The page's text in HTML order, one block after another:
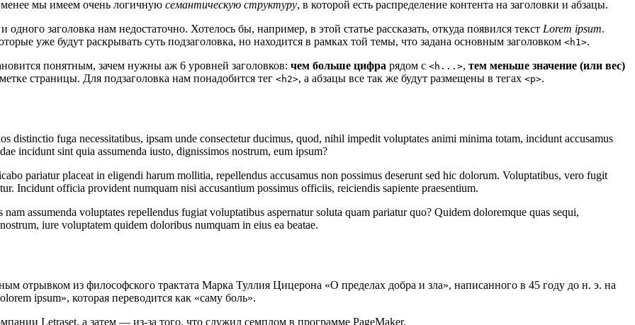
менее мы имеем очень логичную семантическую структуру, в которой есть распределение контента на заголовки и абзацы.
заголовка нам недостаточно. Хотелось бы, например, в этой статье рассказать, откуда появился текст Lorem ipsum.
уже будут раскрывать суть подзаголовка, но находится в рамках той темы, что задана основным заголовком <h1>.
понятным, зачем нужны аж 6 уровней заголовков: чем больше цифра рядом с <h...>, тем меньше значение (или вес)
страницы. Для подзаголовка нам понадобится тег <h2>, а абзацы все так же будут размещены в тегах <p>.